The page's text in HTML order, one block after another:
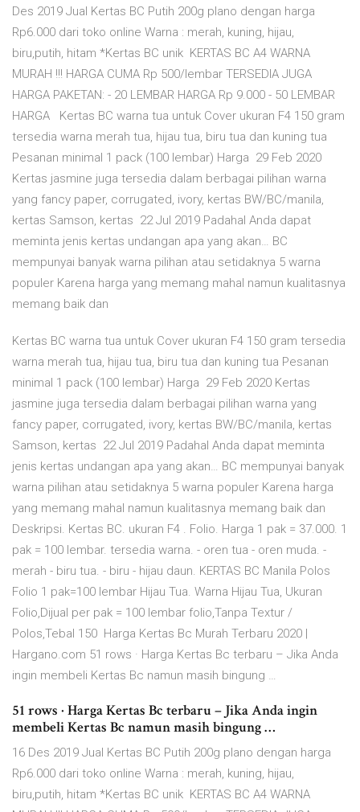
Des 2019 Jual Kertas BC Putih 200g plano dengan harga
Rp6.000 dari toko online Warna : merah, kuning, hijau,
biru,putih, hitam *Kertas BC unik KERTAS BC A4 WARNA
MURAH !!! HARGA CUMA Rp 500/lembar TERSEDIA JUGA
HARGA PAKETAN: - 20 LEMBAR HARGA Rp 9.000 - 50 LEMBAR
HARGA Kertas BC warna tua untuk Cover ukuran F4 150 gram
tersedia warna merah tua, hijau tua, biru tua dan kuning tua
Pesanan minimal 1 pack (100 lembar) Harga 29 Feb 2020
Kertas jasmine juga tersedia dalam berbagai pilihan warna
yang fancy paper, corrugated, ivory, kertas BW/BC/manila,
kertas Samson, kertas 22 Jul 2019 Padahal Anda dapat
meminta jenis kertas undangan apa yang akan… BC
mempunyai banyak warna pilihan atau setidaknya 5 warna
populer Karena harga yang memang mahal namun kualitasnya
memang baik dan
Kertas BC warna tua untuk Cover ukuran F4 150 gram tersedia
warna merah tua, hijau tua, biru tua dan kuning tua Pesanan
minimal 1 pack (100 lembar) Harga 29 Feb 2020 Kertas
jasmine juga tersedia dalam berbagai pilihan warna yang
fancy paper, corrugated, ivory, kertas BW/BC/manila, kertas
Samson, kertas 22 Jul 2019 Padahal Anda dapat meminta
jenis kertas undangan apa yang akan… BC mempunyai banyak
warna pilihan atau setidaknya 5 warna populer Karena harga
yang memang mahal namun kualitasnya memang baik dan
Deskripsi. Kertas BC. ukuran F4 . Folio. Harga 1 pak = 37.000. 1
pak = 100 lembar. tersedia warna. - oren tua - oren muda. -
merah - biru tua. - biru - hijau daun. KERTAS BC Manila Polos
Folio 1 pak=100 lembar Hijau Tua. Warna Hijau Tua, Ukuran
Folio,Dijual per pak = 100 lembar folio,Tanpa Textur /
Polos,Tebal 150 Harga Kertas Bc Murah Terbaru 2020 |
Hargano.com 51 rows · Harga Kertas Bc terbaru – Jika Anda
ingin membeli Kertas Bc namun masih bingung …
51 rows · Harga Kertas Bc terbaru – Jika Anda ingin
membeli Kertas Bc namun masih bingung …
16 Des 2019 Jual Kertas BC Putih 200g plano dengan harga
Rp6.000 dari toko online Warna : merah, kuning, hijau,
biru,putih, hitam *Kertas BC unik KERTAS BC A4 WARNA